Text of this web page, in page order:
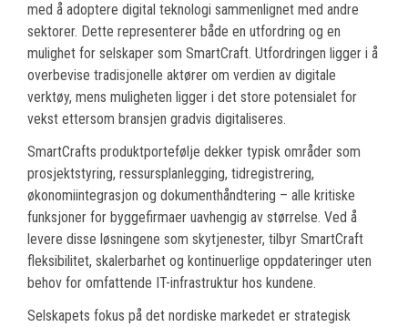
med å adoptere digital teknologi sammenlignet med andre
sektorer. Dette representerer både en utfordring og en
mulighet for selskaper som SmartCraft. Utfordringen ligger i å
overbevise tradisjonelle aktører om verdien av digitale
verktøy, mens muligheten ligger i det store potensialet for
vekst ettersom bransjen gradvis digitaliseres.
SmartCrafts produktportefølje dekker typisk områder som
prosjektstyring, ressursplanlegging, tidregistrering,
økonomiintegrasjon og dokumenthåndtering – alle kritiske
funksjoner for byggefirmaer uavhengig av størrelse. Ved å
levere disse løsningene som skytjenester, tilbyr SmartCraft
fleksibilitet, skalerbarhet og kontinuerlige oppdateringer uten
behov for omfattende IT-infrastruktur hos kundene.
Selskapets fokus på det nordiske markedet er strategisk